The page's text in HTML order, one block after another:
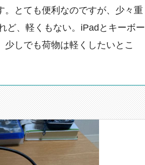
とても便利なのですが、少々重
ど、軽くもない。iPadとキーボー
少しでも荷物は軽くしたいとこ